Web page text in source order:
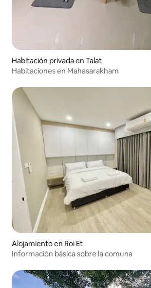
Habitación privada en Talat
Habitaciones en Mahasarakham
Alojamiento en Roi Et
Información básica sobre la comuna